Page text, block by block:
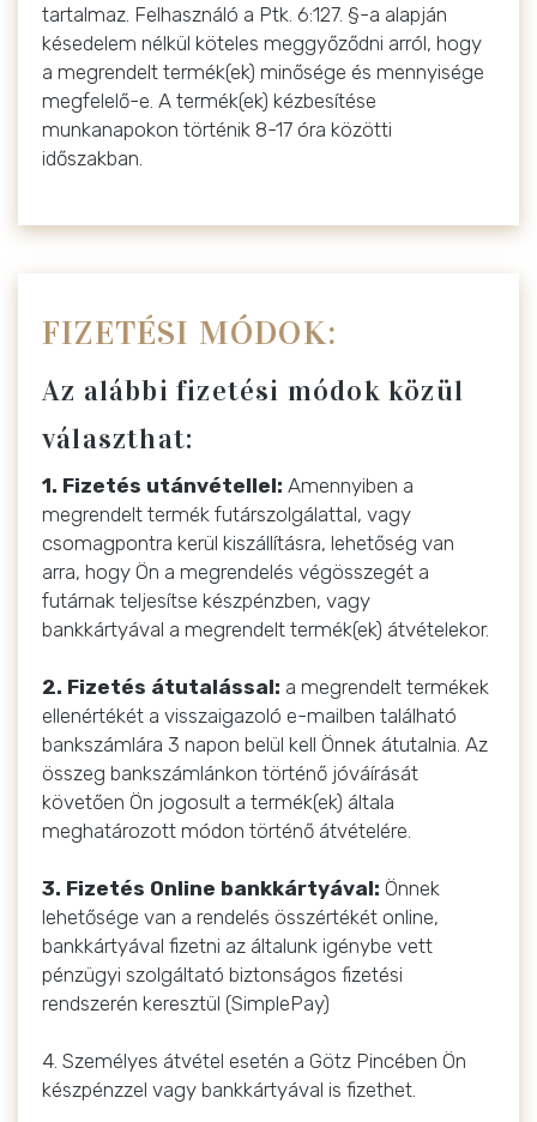
tartalmaz. Felhasználó a Ptk. 6:127. §-a alapján
késedelem nélkül köteles meggyőződni arról, hogy
a megrendelt termék(ek) minősége és mennyisége
megfelelő-e. A termék(ek) kézbesítése
munkanapokon történik 8-17 óra közötti
időszakban.
FIZETÉSI MÓDOK:
Az alábbi fizetési módok közül
választhat:
1. Fizetés utánvétellel: Amennyiben a
megrendelt termék futárszolgálattal, vagy
csomagpontra kerül kiszállításra, lehetőség van
arra, hogy Ön a megrendelés végösszegét a
futárnak teljesítse készpénzben, vagy
bankkártyával a megrendelt termék(ek) átvételekor.
2. Fizetés átutalással: a megrendelt termékek
ellenértékét a visszaigazoló e-mailben található
bankszámlára 3 napon belül kell Önnek átutalnia. Az
összeg bankszámlánkon történő jóváírását
követően Ön jogosult a termék(ek) általa
meghatározott módon történő átvételére.
3. Fizetés Online bankkártyával: Önnek
lehetősége van a rendelés összértékét online,
bankkártyával fizetni az általunk igénybe vett
pénzügyi szolgáltató biztonságos fizetési
rendszerén keresztül (SimplePay)
4. Személyes átvétel esetén a Götz Pincében Ön
készpénzzel vagy bankkártyával is fizethet.